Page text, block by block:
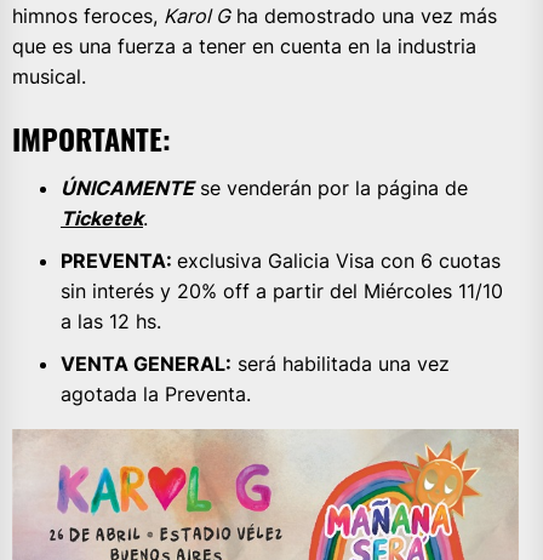
himnos feroces, Karol Gha demostrado una vez más
que es una fuerza a tener en cuenta en la industria
musical.
IMPORTANTE:
ÚNICAMENTEse venderán por la página de
Ticketek.
PREVENTA: exclusiva Galicia Visa con 6 cuotas
sin interés y 20% off a partir del Miércoles 11/10
a las 12 hs.
VENTA GENERAL: será habilitada una vez
agotada la Preventa.